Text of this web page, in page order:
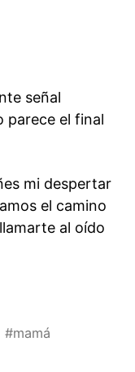
señal
parece el final
mi despertar
el camino
al oído
#mamá